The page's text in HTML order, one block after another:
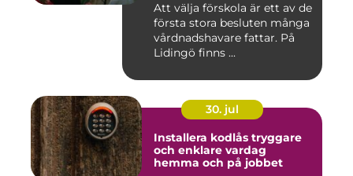
Att välja förskola är ett av de
första stora besluten många
vårdnadshavare fattar. På
Lidingö finns ...
30. jul
Installera kodlås tryggare
och enklare vardag
hemma och på jobbet